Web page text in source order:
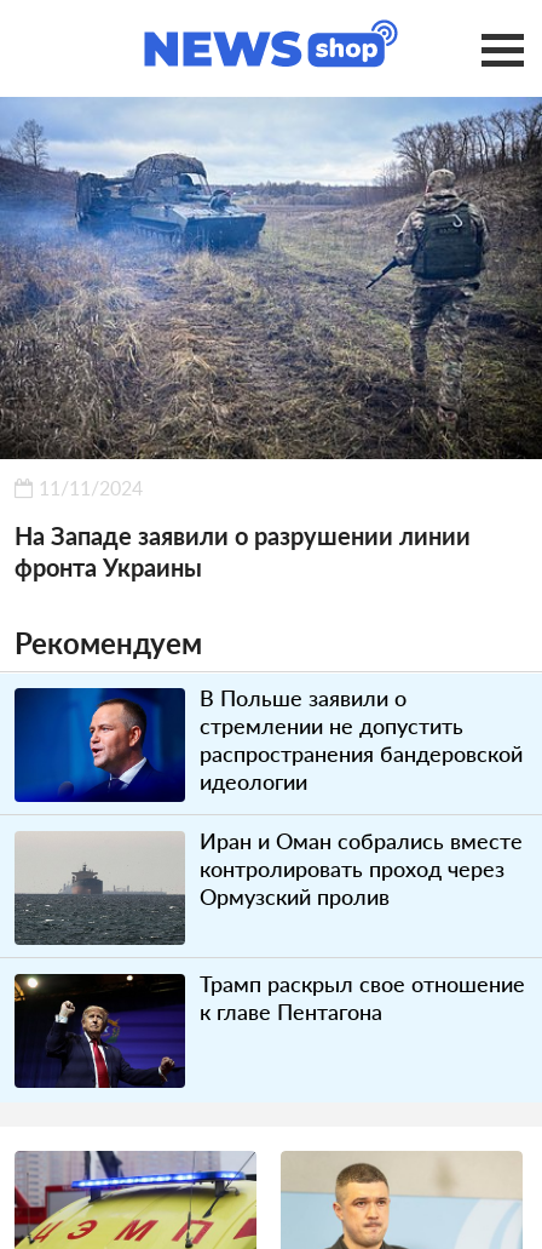
11/11/2024
На Западе заявили о разрушении линии
фронта Украины
Рекомендуем
В Польше заявили о
стремлении не допустить
распространения бандеровской
идеологии
Иран и Оман собрались вместе
контролировать проход через
Ормузский пролив
Трамп раскрыл свое отношение
к главе Пентагона